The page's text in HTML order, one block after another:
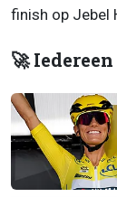
finish op Jebel
🚀